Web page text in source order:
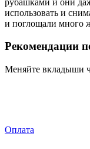
использовать и
и поглощали много
Рекомендации
Меняйте вкладыши
Оплата